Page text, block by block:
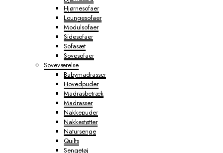
Hjørnesofaer
Loungesofaer
Modulsofaer
Sidesofaer
Sofasæt
Sovesofaer
Soveværelse
Babymadrasser
Hovedpuder
Madrasbetræk
Madrasser
Nakkepuder
Nakkestøtter
Natursenge
Quilts
Sengetøj